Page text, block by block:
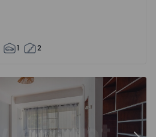
1 2
- 1575717 - 6